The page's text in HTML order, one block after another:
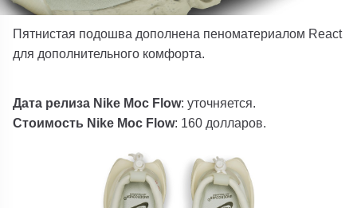
Пятнистая подошва дополнена пеноматериалом React
для дополнительного комфорта.
Дата релиза Nike Moc Flow: уточняется.
Стоимость Nike Moc Flow: 160 долларов.